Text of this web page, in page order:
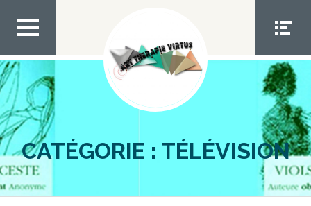
contenu
MEN
U TOP
MEN
U
SOCIA
L
CATÉGORIE : TÉLÉVISION